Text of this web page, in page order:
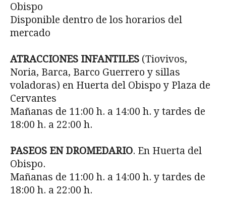
Obispo
Disponible dentro de los horarios del
mercado
ATRACCIONES INFANTILES (Tiovivos,
Noria, Barca, Barco Guerrero y sillas
voladoras) en Huerta del Obispo y Plaza de
Cervantes
Mañanas de 11:00 h. a 14:00 h. y tardes de
18:00 h. a 22:00 h.
PASEOS EN DROMEDARIO. En Huerta del
Obispo.
Mañanas de 11:00 h. a 14:00 h. y tardes de
18:00 h. a 22:00 h.